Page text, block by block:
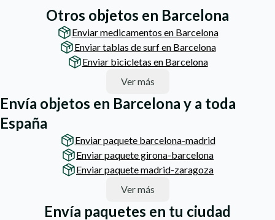
Otros objetos en Barcelona
Enviar medicamentos en Barcelona
Enviar tablas de surf en Barcelona
Enviar bicicletas en Barcelona
Ver más
Envía objetos en Barcelona y a toda
España
Enviar paquete barcelona-madrid
Enviar paquete girona-barcelona
Enviar paquete madrid-zaragoza
Ver más
Envía paquetes en tu ciudad